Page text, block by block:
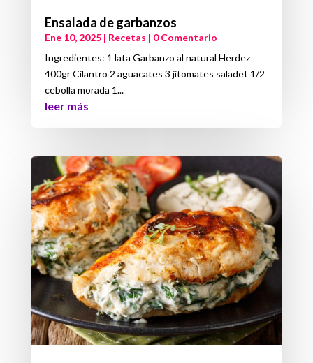
Ensalada de garbanzos
Ene 10, 2025| Recetas | 0 Comentario
Ingredientes: 1 lata Garbanzo al natural Herdez
400gr Cilantro 2 aguacates 3 jitomates saladet 1/2
cebolla morada 1...
leer más